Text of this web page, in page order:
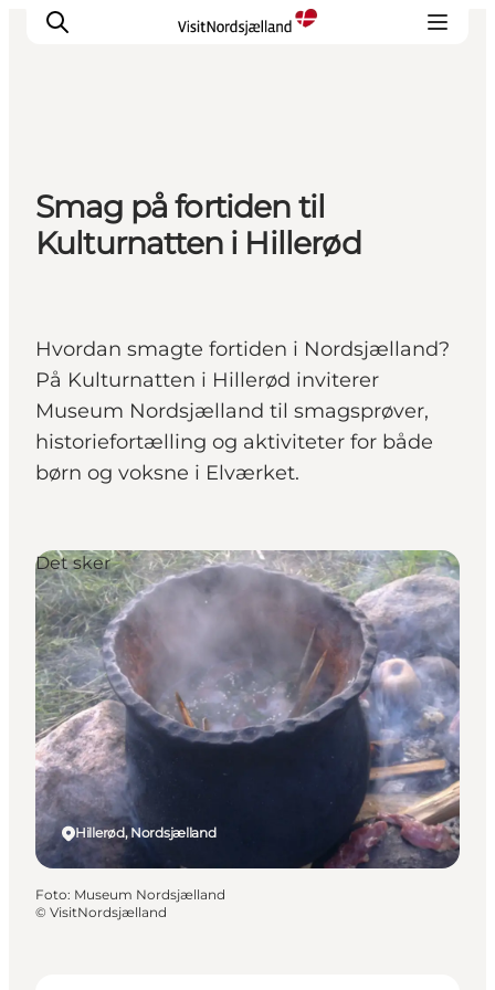
Highlights
Oplev
Det Sker
Planlæg ferien
Smag på fortiden til
Kulturnatten i Hillerød
Hvordan smagte fortiden i Nordsjælland?
På Kulturnatten i Hillerød inviterer
Museum Nordsjælland til smagsprøver,
historiefortælling og aktiviteter for både
børn og voksne i Elværket.
Hillerød, Nordsjælland
Det sker
Foto: Museum Nordsjælland
© VisitNordsjælland